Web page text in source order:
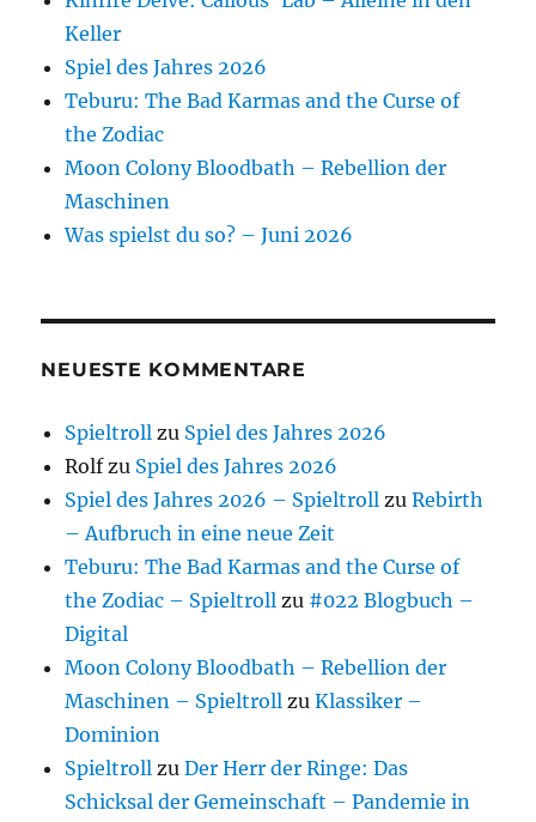
Keller
Spiel des Jahres 2026
Teburu: The Bad Karmas and the Curse of
the Zodiac
Moon Colony Bloodbath – Rebellion der
Maschinen
Was spielst du so? – Juni 2026
NEUESTE KOMMENTARE
Spieltroll zu Spiel des Jahres 2026
Rolfzu Spiel des Jahres 2026
Spiel des Jahres 2026 – Spieltroll zuRebirth
– Aufbruch in eine neue Zeit
Teburu: The Bad Karmas and the Curse of
the Zodiac – Spieltroll zu #022 Blogbuch –
Digital
Moon Colony Bloodbath – Rebellion der
Maschinen – Spieltroll zuKlassiker –
Dominion
Spieltroll zuDer Herr der Ringe: Das
Schicksal der Gemeinschaft – Pandemie in